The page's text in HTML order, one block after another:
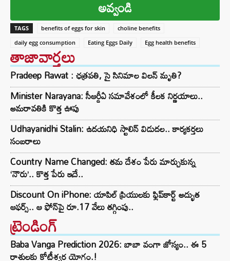
అవ్వండి
TAGS benefits of eggs for skin
choline benefits
daily egg consumption
Eating Eggs Daily Egg health benefits
తాజావార్తలు
Pradeep Rawat : ఛత్రపతి, సై సినిమాల విలన్ మృతి?
Minister Narayana: సీఆర్డీఏ సమావేశంలో కీలక నిర్ణయాలు..
అమరావతికి కొత్త ఊపు
Udhayanidhi Stalin: ఉదయనిధి స్టాలిన్ విడుదల.. కార్యకర్తలు
సంబరాలు
Country Name Changed: తమ దేశం పేరు మార్చుకున్న
‘నౌరు’.. కొత్త పేరు ఇదే..
Discount On iPhone: యాపిల్ ప్రియులకు ఫ్లిప్‌కార్ట్ అద్భుత
ఆఫర్స్.. ఆ ఫోన్‌పై రూ.17 వేలు తగ్గింపు..
ట్రెండింగ్‌
Baba Vanga Prediction 2026: బాబా వంగా జోస్యం.. ఈ 5
రాశులకు కోటీశ్వర యోగం.!